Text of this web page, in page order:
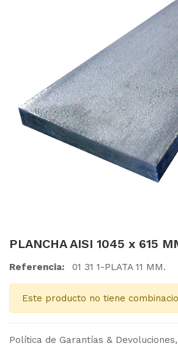
PLANCHA AISI 1045 x 615
Referencia: 01 31 1-PLATA 11 MM.
Este producto no tiene
Política de Garantías &